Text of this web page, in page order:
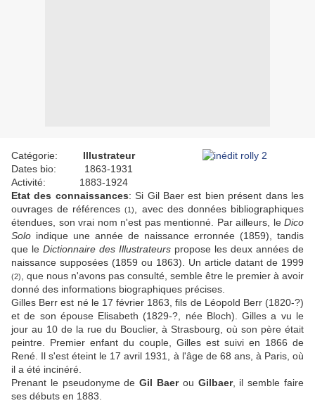
Catégorie: Illustrateur
Dates bio: 1863-1931
Activité: 1883-1924
Etat des connaissances: Si Gil Baer est bien présent dans les
ouvrages de références(1)
, avec des données bibliographiques
étendues, son vrai nom n'est pas mentionné. Par ailleurs, le Dico
Solo indique une année de naissance erronnée (1859), tandis
que le Dictionnaire des Illustrateurs propose les deux années de
naissance supposées (1859 ou 1863). Un article datant de 1999
(2)
, que nous n'avons pas consulté, semble être le premier à avoir
donné des informations biographiques précises.
Gilles Berr est né le 17 février 1863, fils de Léopold Berr (1820-?)
et de son épouse Elisabeth (1829-?, née Bloch). Gilles a vu le
jour au 10 de la rue du Bouclier, à Strasbourg, où son père était
peintre. Premier enfant du couple, Gilles est suivi en 1866 de
René. Il s'est éteint le 17 avril 1931, à l'âge de 68 ans, à Paris, où
il a été incinéré.
Prenant le pseudonyme deGil Baer ou Gilbaer, il semble faire
ses débuts en 1883.